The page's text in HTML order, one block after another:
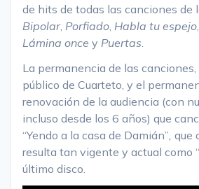
de hits de todas las canciones de
Bipolar, Porfiado Habla tu espejo
Lámina once y Puertas
La permanencia de las
público de Cuarteto, y el
renovación de la audiencia (con
incluso desde los 6 años) que
“Yendo a la casa de Damián” que
resulta tan vigente y actual como
último disco.